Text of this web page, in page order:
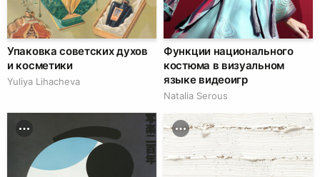
Упаковка советских духов
и косметики
Yuliya Lihacheva
Функции национального
костюма в визуальном
языке видеоигр
Natalia Serous